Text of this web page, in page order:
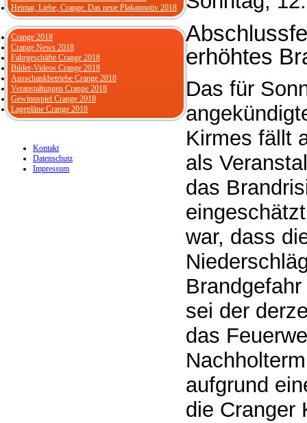
erhöhtes
Das für
Kirmes fällt
als
das
war, dass
sei der
das
aufgrund
die Cranger
Heimat, Liebe, Crange. Das neue Plakatmotiv 2018
Crange 2018
Crange News 2018
Fahrgeschäfte Crange 2018
Bilder-Videos Crange 2018
Ausschankbetriebe Crange 2018
Veranstaltungen Crange 2018
Gewinnspiel Crange 2018
Lagepläne Crange 2018
Kontakt
Datenschutz
Impressum